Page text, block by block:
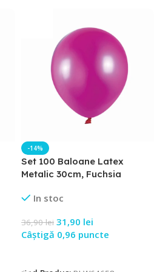
-14%
Set 100 Baloane Latex
Metalic 30cm, Fuchsia
In stoc
36,90lei 31,90 lei
Câștigă 0,96 puncte